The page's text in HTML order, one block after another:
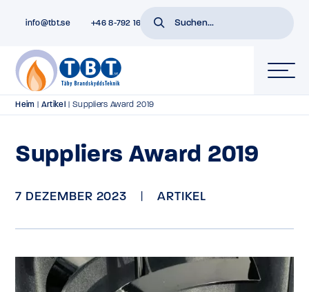
info@tbt.se +46 8-792 16 01
Heim Artikel Suppliers Award 2019
Suppliers Award 2019
7 DEZEMBER 2023 ARTIKEL